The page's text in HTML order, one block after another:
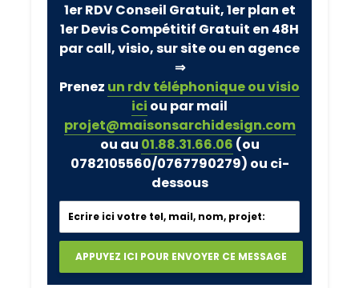
1er RDV Conseil Gratuit, 1er plan et
1er Devis Compétitif Gratuit en 48H
par call, visio, sur site ou en agence
⇒
Prenez un rdv téléphonique ou visio
ici ou par mail
projet@maisonsarchidesign.com
ou au 01.88.31.66.06 (ou
0782105560/0767790279) ou ci-
dessous